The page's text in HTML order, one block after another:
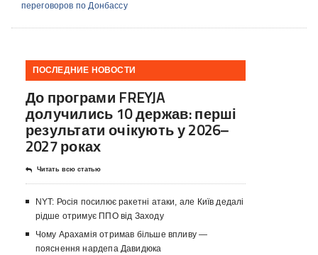
переговоров по Донбассу
ПОСЛЕДНИЕ НОВОСТИ
До програми FREYJA
долучились 10 держав: перші
результати очікують у 2026–
2027 роках
Читать всю статью
NYT: Росія посилює ракетні атаки, але Київ дедалі
рідше отримує ППО від Заходу
Чому Арахамія отримав більше впливу —
пояснення нардепа Давидюка